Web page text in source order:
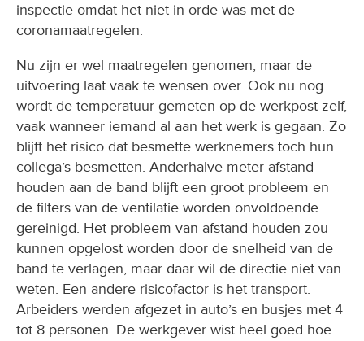
inspectie omdat het niet in orde was met de
coronamaatregelen.
Nu zijn er wel maatregelen genomen, maar de
uitvoering laat vaak te wensen over. Ook nu nog
wordt de temperatuur gemeten op de werkpost zelf,
vaak wanneer iemand al aan het werk is gegaan. Zo
blijft het risico dat besmette werknemers toch hun
collega’s besmetten. Anderhalve meter afstand
houden aan de band blijft een groot probleem en
de filters van de ventilatie worden onvoldoende
gereinigd. Het probleem van afstand houden zou
kunnen opgelost worden door de snelheid van de
band te verlagen, maar daar wil de directie niet van
weten. Een andere risicofactor is het transport.
Arbeiders werden afgezet in auto’s en busjes met 4
tot 8 personen. De werkgever wist heel goed hoe